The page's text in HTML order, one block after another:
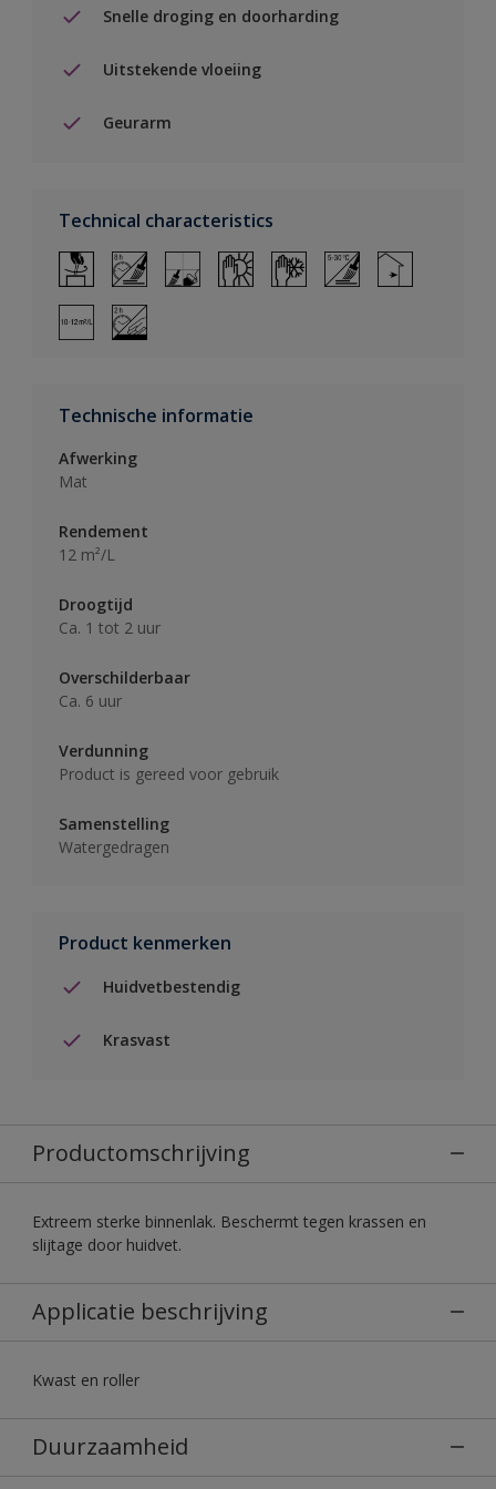
Snelle droging en doorharding
Uitstekende vloeiing
Geurarm
Technical characteristics
Technische informatie
Afwerking
Mat
Rendement
12 m²/L
Droogtijd
Ca. 1 tot 2 uur
Overschilderbaar
Ca. 6 uur
Verdunning
Product is gereed voor gebruik
Samenstelling
Watergedragen
Product kenmerken
Huidvetbestendig
Krasvast
Productomschrijving
Extreem sterke binnenlak. Beschermt tegen krassen en
slijtage door huidvet.
Applicatie beschrijving
Kwast en roller
Duurzaamheid